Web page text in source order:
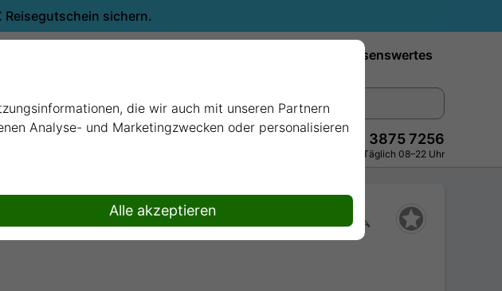
Reisegutschein sichern.
Wissenswertes
+49 228 3875 7256
Persönlich · Kostenlos · Täglich 08–22 Uhr
die wir auch mit unseren Partnern
Analyse- und Marketingzwecken oder personalisieren
Alle akzeptieren